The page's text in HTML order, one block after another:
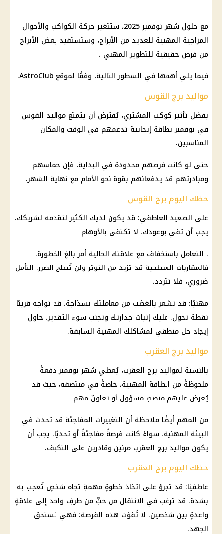
مع حلول شهر نوفمبر 2025، ستتغير حركة الكواكب والأحوال
المزاجية المهنية للعديد من الأبراج، وستستفيد بعض الأبراج
من فرص حقيقية للتطوير المهني .
فيما يلي أهمها في السطور التالية، وفقًا لموقع AstroClub.
مواليد برج القوس
بفضل تأثير كوكب المشتري، يُفترض أن يتمتع مواليد القوس
في نوفمبر بطاقة إيجابية تدعمهم في الوقت والمكان
المناسبين.
حتى لو كانت فرصهم محدودة في البداية، فإن حماسهم
ومبادرتهم قد يدفعانهم بقوة نحو الأمام مع نهاية الشهر.
حظك اليوم برج القوس
على الصعيد العاطفي: قد يكون لديك الكثير لتقدمه لشريكك.
يجب أن تفي بوعودك، لا تكتفي بالأوهام
. التعامل باستخفاف مع علاقتك الحالية أمر بالغ الخطورة.
فالمقاربات السطحية قد تزيد من التوتر ولن تُصلح الضرر. التأمل
ضروري، فلا تتردد.
مهنيًا: قد تشعر بالغضب من معاملتك بسذاجة. قد تواجه قريبًا
نقطة تحول. عليك إثبات جدارتك وتجنب سوء التقدير. حاول
إيجاد حل منطقي لمشاكلك المهنية السابقة.
مواليد برج العقرب
بالنسبة لمواليد برج العقرب، يُعطي شهر نوفمبر دفعةً
ملحوظةً من الطاقة المهنية، خاصةً في منتصفه، حيث قد
يُعرض عليهم منصبٌ مسؤول أو تعاونٌ مهم.
من المهم أيضًا ملاحظة أن التغييرات المفاجئة قد تحدث في
البيئة المهنية، سواءً كانت فرصةً مفاجئةً أو تحديًا. يجب أن
يكون مواليد برج العقرب مرنين وقادرين على التكيف.
حظك اليوم برج العقرب
عاطفيًا: قد تجرؤ على اتخاذ خطوةٍ مهمةٍ تجاه شخصٍ تُعجب به
بشدة. قد ترغب في الانتقال من حبٍّ من طرفٍ واحد إلى علاقةٍ
واعدةٍ بين شخصين. لا تُفوّت هذه الفرصة؛ فهي تستحق
الجهد.